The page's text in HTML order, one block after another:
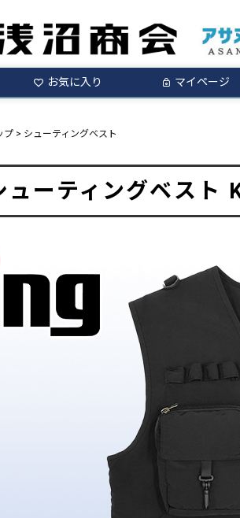
お気に入り マイページ
プ シューティングベスト
ューティングベスト